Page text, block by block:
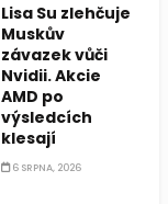
Lisa Su zlehčuje
Muskův
závazek vůči
Nvidii. Akcie
AMD po
výsledcích
klesají
6 SRPNA, 2026